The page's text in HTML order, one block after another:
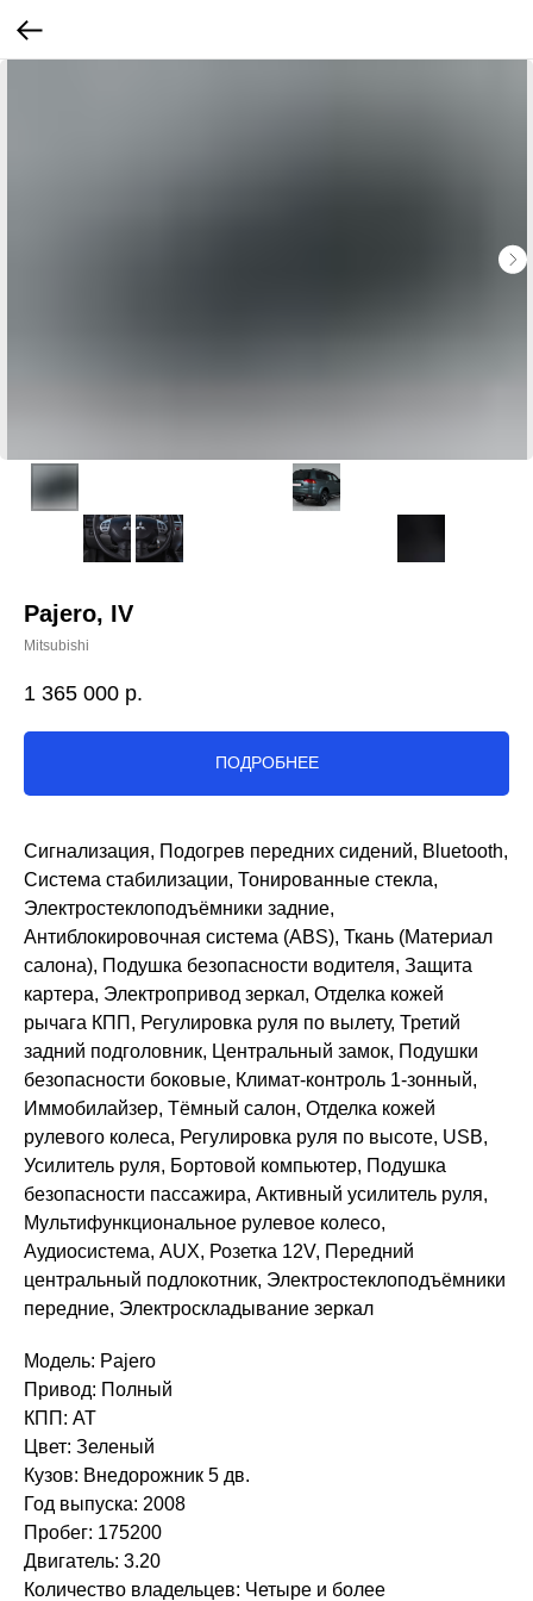
Pajero, IV
Mitsubishi
1 365 000 р.
ПОДРОБНЕЕ
Сигнализация, Подогрев передних сидений, Bluetooth,
Система стабилизации, Тонированные стекла,
Электростеклоподъёмники задние,
Антиблокировочная система (ABS), Ткань (Материал
салона), Подушка безопасности водителя, Защита
картера, Электропривод зеркал, Отделка кожей
рычага КПП, Регулировка руля по вылету, Третий
задний подголовник, Центральный замок, Подушки
безопасности боковые, Климат-контроль 1-зонный,
Иммобилайзер, Тёмный салон, Отделка кожей
рулевого колеса, Регулировка руля по высоте, USB,
Усилитель руля, Бортовой компьютер, Подушка
безопасности пассажира, Активный усилитель руля,
Мультифункциональное рулевое колесо,
Аудиосистема, AUX, Розетка 12V, Передний
центральный подлокотник, Электростеклоподъёмники
передние, Электроскладывание зеркал
Модель: Pajero
Привод: Полный
КПП: AT
Цвет: Зеленый
Кузов: Внедорожник 5 дв.
Год выпуска: 2008
Пробег: 175200
Двигатель: 3.20
Количество владельцев: Четыре и более